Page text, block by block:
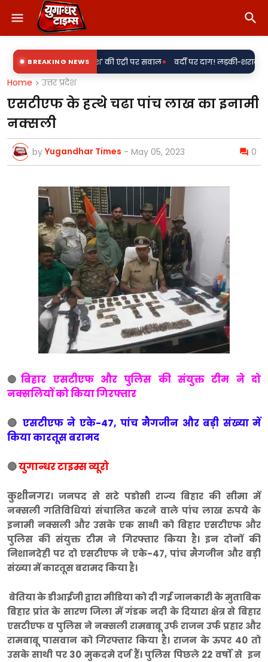
BREAKING NEWS
के साथ 'राकेश' की एंट्री पर सवाल• वर्दी पर दाग! लड़की-शराब की मांग और
Home उत्तर प्रदेश
एसटीएफ के हत्थे चढा पांच लाख का इनामी
नक्सली
by Yugandhar Times - May 05, 2023 0
🔴बिहार एसटीएफ और पुलिस की संयुक्त टीम ने दो
नक्सलियों को किया गिरफ्तार
🔴 एसटीएफ ने एके-47, पांच मैगजीन और बड़ी संख्या में
किया कारतूस बरामद
🔴युगान्धर टाइम्स व्यूरो
कुशीनगर। जनपद से सटे पडोसी राज्य बिहार की सीमा में
नक्सली गतिविधियां संचालित करने वाले पांच लाख रुपये के
इनामी नक्सली और उसके एक साथी को बिहार एसटीएफ और
पुलिस की संयुक्त टीम ने गिरफ्तार किया है। इन दोनों की
निशानदेही पर दो एसटीएफ ने एके-47, पांच मैगजीन और बड़ी
संख्या में कारतूस बरामद किया है।
बेतिया के डीआईजी द्वारा मीडिया को दी गई जानकारी के मुताबिक
बिहार प्रांत के सारण जिला में गंडक नदी के दियारा क्षेत्र से बिहार
एसटीएफ व पुलिस ने नक्सली रामबाबू उर्फ राजन उर्फ प्रहार और
रामबाबू पासवान को गिरफ्तार किया है। राजन के ऊपर 40 तो
उसके साथी पर 30 मुकदमे दर्ज हैं। पुलिस पिछले 22 वर्षों से इन